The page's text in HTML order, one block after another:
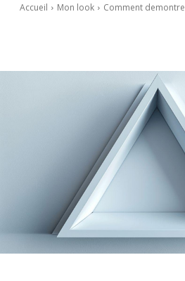
Accueil Mon look Comment